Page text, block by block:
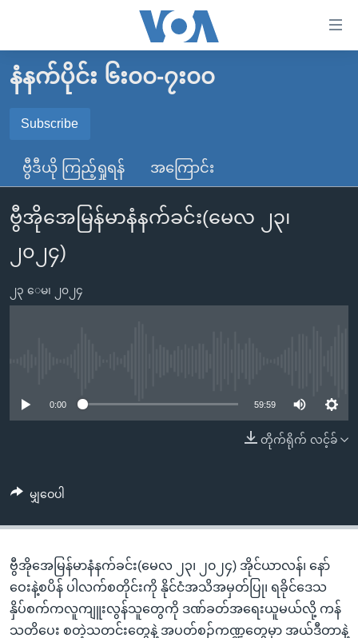
လွယ်ကူ
စေ
သည့်
Link
များ
ပင်မ
အကြောင်းအရာ
ကြည့်
စာမျက်နှာ
ရန်
နေရာ
သို့
ကျော်
ရန်
မူလစာမျက်နှာ
နိုင်ငံတကာ
တရုတ်
အစ္စရေး-ပါလက်စတိုင်း
ဗွီဒီယို
ရပ်ဝန်းတခု လမ်းတခု အလွန်
အင်္ဂလိပ်စာလေ့လာမယ်
အမေရိကန်သုံးအီဒီယံ
အပတ်စဉ်ကဏ္ဍများ
ဘာသာစကားများ
နံနက်ပိုင်း ၆း၀၀-၇း၀၀
Subscribe
Spotify
ရယူရန်
ဗွီဒီယို ကြည့်ရှုရန် အကြောင်း
ဗွီအိုအေမြန်မာနံနက်ခင်း(မေလ ၂၃၊
၂၀၂၄)
၂၃ ေမ၊ ၂၀၂၄
0:00 59:59
တိုက်ရိုက် လင့်ခ်
မျှဝေပါ
ဗွီအိုအေမြန်မာနံနက်ခင်း(မေလ ၂၃၊ ၂၀၂၄) အိုင်ယာလန်၊ နော်
ဝေးနဲ့စပိန် ပါလက်စတိုင်းကို နိုင်ငံအသိအမှတ်ပြု၊ ရခိုင်ဒေသ
နှိပ်စက်ကလူကျူးလွန်သူတွေကို ဒဏ်ခတ်အရေးယူမယ်လို့ ကန်
သတိပေး စတဲ့သတင်းတွေနဲ့ အပတ်စဉ်ကဏ္ဍတွေမှာ အယ်ဒီတာနဲ့